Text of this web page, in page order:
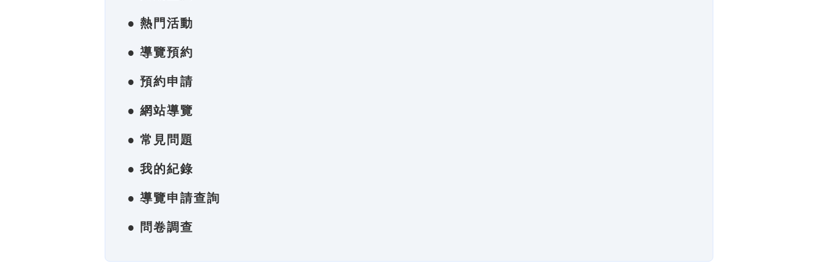
● 熱門活動
● 導覽預約
● 預約申請
● 網站導覽
● 常見問題
● 我的紀錄
● 導覽申請查詢
● 問卷調查